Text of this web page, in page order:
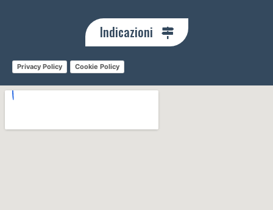
Indicazioni
Privacy Policy Cookie Policy